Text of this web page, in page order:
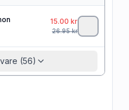
15.00 kr
26.95kr
(56)